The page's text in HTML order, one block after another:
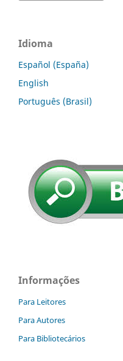
Idioma
Español (España)
English
Português (Brasil)
Informações
Para Leitores
Para Autores
Para Bibliotecários